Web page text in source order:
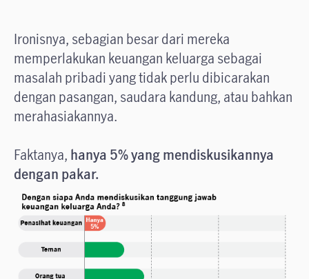
Ironisnya, sebagian besar dari mereka
memperlakukan keuangan keluarga sebagai
masalah pribadi yang tidak perlu dibicarakan
dengan pasangan, saudara kandung, atau bahkan
merahasiakannya.
Faktanya, hanya 5% yang mendiskusikannya
dengan pakar.